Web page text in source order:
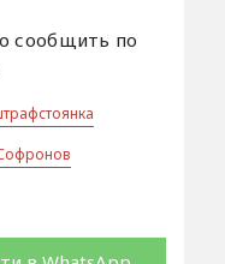
сообщить по